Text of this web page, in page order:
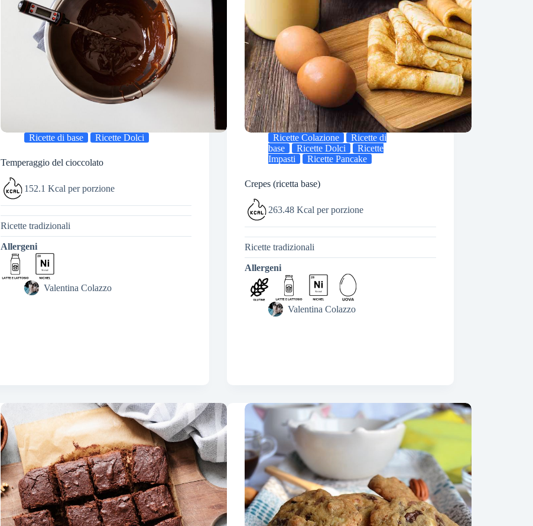
Ricette di base Ricette Dolci
Temperaggio del cioccolato
152.1 Kcal per porzione
Ricette tradizionali
Allergeni
Valentina Colazzo
Ricette Colazione
Ricette di
base
Ricette Dolci
Ricette
Impasti
Ricette Pancake
Crepes (ricetta base)
263.48 Kcal per porzione
Ricette tradizionali
Allergeni
Valentina Colazzo